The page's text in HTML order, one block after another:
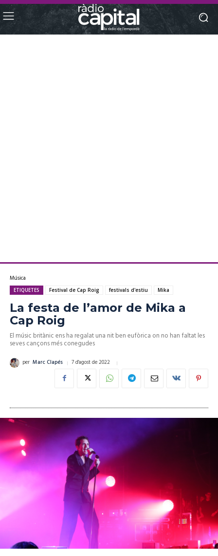
Música
ETIQUETES Festival de Cap Roig festivals d'estiu Mika
La festa de l’amor de Mika a
Cap Roig
El músic britànic ens ha regalat una nit ben eufòrica on no han faltat les
seves cançons més conegudes
per Marc Clapés 7 d'agost de 2022